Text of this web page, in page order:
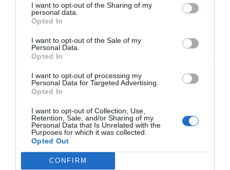
I want to opt-out of the Sharing of my
personal data.
Opted In
I want to opt-out of the Sale of my
Personal Data.
Opted In
I want to opt-out of processing my
Personal Data for Targeted Advertising.
Opted In
I want to opt-out of Collection, Use,
Retention, Sale, and/or Sharing of my
Personal Data that Is Unrelated with the
Purposes for which it was collected.
Opted Out
CONFIRM
Το εν λόγω προϊόν μάλιστα απέσπασε το
βραβείο «Financing for the Future» στην ενότητα
των βραβεύσεων του Συνεδρίου, το οποίο
παρέλαβε ο Γενικός Διευθυντής Εταιρικής και
κ. Βασίλης Καραμούζης.